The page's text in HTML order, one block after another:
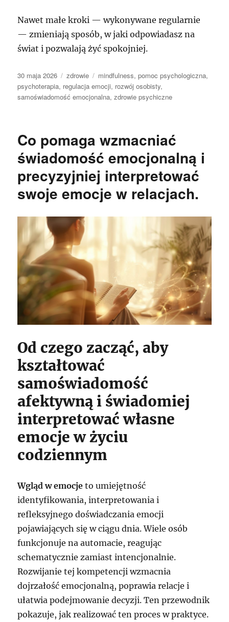
Nawet małe kroki — wykonywane regularnie
— zmieniają sposób, w jaki odpowiadasz na
świat i pozwalają żyć spokojniej.
Data
publikacji
30 maja 2026 Kategorie
zdrowie Tagi
mindfulness,pomoc psychologiczna,
psychoterapia, regulacja emocji, rozwój osobisty,
samoświadomość emocjonalna,zdrowie psychiczne
Co pomaga wzmacniać
świadomość emocjonalną i
precyzyjniej interpretować
swoje emocje w relacjach.
Od czego zacząć, aby
kształtować
samoświadomość
afektywną i świadomiej
interpretować własne
emocje w życiu
codziennym
Wgląd w emocje to umiejętność
identyfikowania, interpretowania i
refleksyjnego doświadczania emocji
pojawiających się w ciągu dnia. Wiele osób
funkcjonuje na automacie, reagując
schematycznie zamiast intencjonalnie.
Rozwijanie tej kompetencji wzmacnia
dojrzałość emocjonalną, poprawia relacje i
ułatwia podejmowanie decyzji. Ten przewodnik
pokazuje, jak realizować ten proces w praktyce.